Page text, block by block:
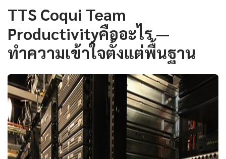
TTS Coqui Team
Productivityคืออะไร —
ทำความเข้าใจตั้งแต่พื้นฐาน